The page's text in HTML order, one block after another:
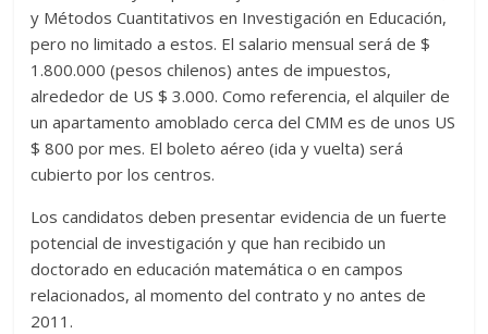
y Métodos Cuantitativos en Investigación en Educación,
pero no limitado a estos. El salario mensual será de $
1.800.000 (pesos chilenos) antes de impuestos,
alrededor de US $ 3.000. Como referencia, el alquiler de
un apartamento amoblado cerca del CMM es de unos US
$ 800 por mes. El boleto aéreo (ida y vuelta) será
cubierto por los centros.
Los candidatos deben presentar evidencia de un fuerte
potencial de investigación y que han recibido un
doctorado en educación matemática o en campos
relacionados, al momento del contrato y no antes de
2011.